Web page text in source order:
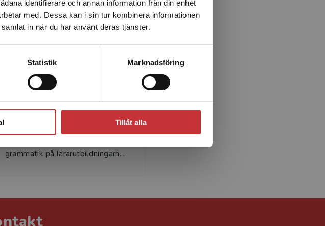
identifierare och annan information från din enhet
med. Dessa kan i sin tur kombinera informationen
in när du har använt deras tjänster.
Statistik Marknadsföring
Tillåt alla
inte leveranser utanför
köp måste
mer
Daniel Brånn
grammatik på lärarutbildningarn...